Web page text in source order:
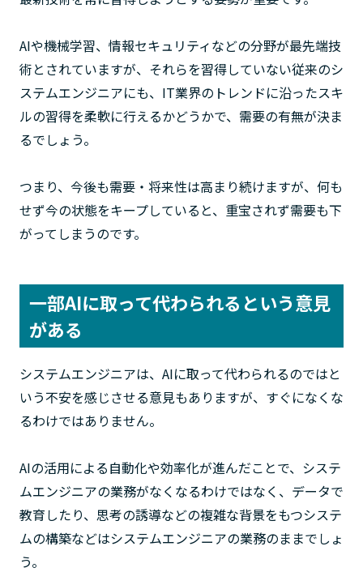
AIや機械学習、情報セキュリティなどの分野が最先端技
術とされていますが、それらを習得していない従来のシ
ステムエンジニアにも、IT業界のトレンドに沿ったスキ
ルの習得を柔軟に行えるかどうかで、需要の有無が決ま
るでしょう。
つまり、今後も需要・将来性は高まり続けますが、何も
せず今の状態をキープしていると、重宝されず需要も下
がってしまうのです。
一部AIに取って代わられるという意見
がある
システムエンジニアは、AIに取って代わられるのではと
いう不安を感じさせる意見もありますが、すぐになくな
るわけではありません。
AIの活用による自動化や効率化が進んだことで、システ
ムエンジニアの業務がなくなるわけではなく、データで
教育したり、思考の誘導などの複雑な背景をもつシステ
ムの構築などはシステムエンジニアの業務のままでしょ
う。